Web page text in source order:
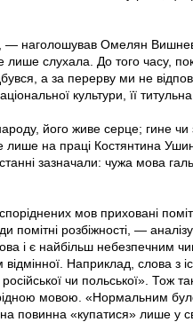
— наголошував Омелян
слухала. До того часу,
а за перерву ми не
культури, її титульна
його живе серце; гине
на праці Костянтина
зазначали: чужа мова
мов приховані
помітні розбіжності, —
і є найбільш небезпечним
Наприклад, слова з
чи польської». Тож
мовою. «Нормальним
повинна «купатися» лише у